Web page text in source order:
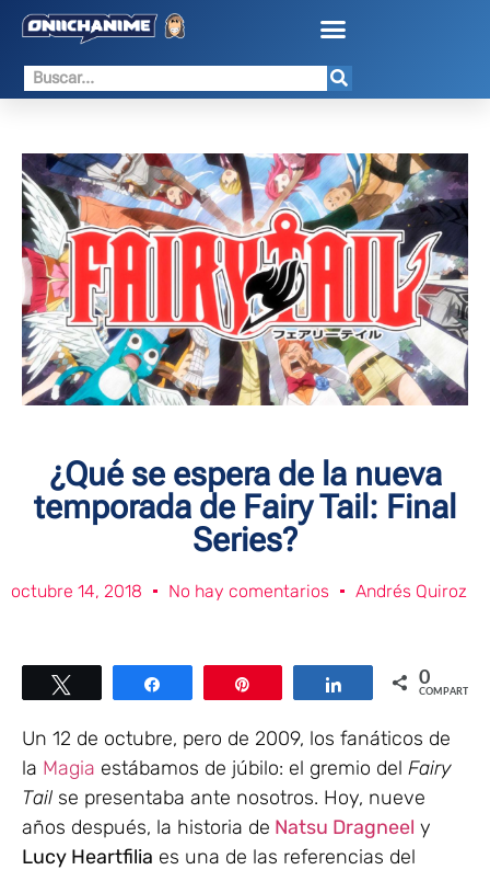
¿Qué se espera de la nueva
temporada de Fairy Tail: Final
Series?
octubre 14, 2018 No hay comentarios Andrés Quiroz
Compartir Compartir0
COMPARTIR
Un 12 de octubre, pero de 2009, los fanáticos de
la Magia estábamos de júbilo: el gremio del Fairy
Tail se presentaba ante nosotros. Hoy, nueve
años después, la historia de Natsu Dragneel y
Lucy Heartfilia es una de las referencias del